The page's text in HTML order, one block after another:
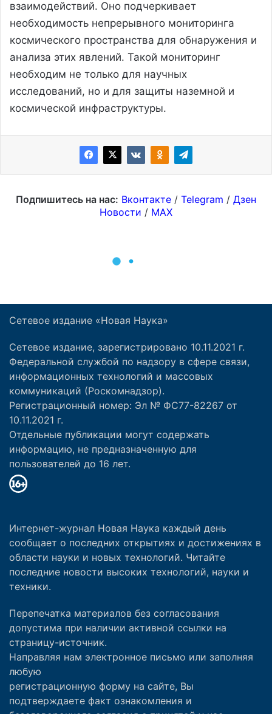
Сетевое издание «Новая Наука»
Сетевое издание, зарегистрировано 10.11.2021 г.
Федеральной службой по надзору в сфере связи,
информационных технологий и массовых
коммуникаций (Роскомнадзор).
Регистрационный номер: Эл № ФС77-82267 от
10.11.2021 г.
Отдельные публикации могут содержать
информацию, не предназначенную для
пользователей до 16 лет.
Интернет-журнал Новая Наука каждый день
сообщает о последних открытиях и достижениях в
области науки и новых технологий. Читайте
последние новости высоких технологий, науки и
техники.
Перепечатка материалов без согласования
допустима при наличии активной ссылки на
страницу-источник.
Направляя нам электронное письмо или заполняя
любую
регистрационную форму на сайте, Вы
подтверждаете факт ознакомления и